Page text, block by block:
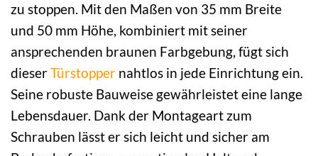
zu stoppen. Mit den Maßen von 35 mm Breite
und 50 mm Höhe, kombiniert mit seiner
ansprechenden braunen Farbgebung, fügt sich
dieserTürstopper nahtlos in jede Einrichtung ein.
Seine robuste Bauweise gewährleistet eine lange
Lebensdauer. Dank der Montageart zum
Schrauben lässt er sich leicht und sicher am